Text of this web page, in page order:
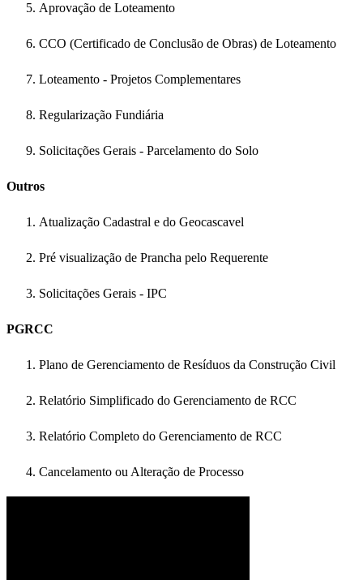
Aprovação de Loteamento
CCO (Certificado de Conclusão de Obras) de Loteamento
Loteamento - Projetos Complementares
Regularização Fundiária
Solicitações Gerais - Parcelamento do Solo
Outros
Atualização Cadastral e do Geocascavel
Pré visualização de Prancha pelo Requerente
Solicitações Gerais - IPC
PGRCC
Plano de Gerenciamento de Resíduos da Construção Civil
Relatório Simplificado do Gerenciamento de RCC
Relatório Completo do Gerenciamento de RCC
Cancelamento ou Alteração de Processo